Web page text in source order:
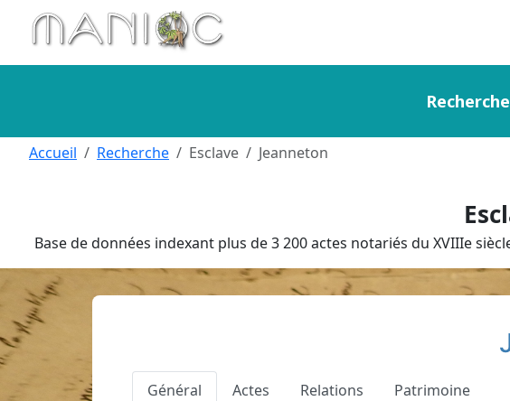
Aller au contenu principal
Recherche
Base de données indexant plus de 3 200 actes notariés du XVIIIe
Accueil Recherche Esclave Jeanneton
Général Actes Relations Patrimoine